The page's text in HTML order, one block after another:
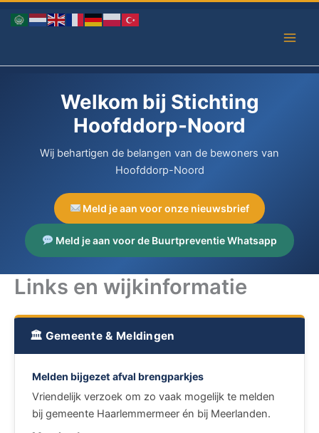
naar
Welkom bij Stichting
Hoofddorp-Noord
Wij behartigen de belangen van de bewoners van
Hoofddorp-Noord
Meld je aan voor onze nieuwsbrief
Meld je aan voor de Buurtpreventie Whatsapp
Links en wijkinformatie
🏛 Gemeente & Meldingen
Melden bijgezet afval brengparkjes
Vriendelijk verzoek om zo vaak mogelijk te melden
bij gemeente Haarlemmermeer én bij Meerlanden.